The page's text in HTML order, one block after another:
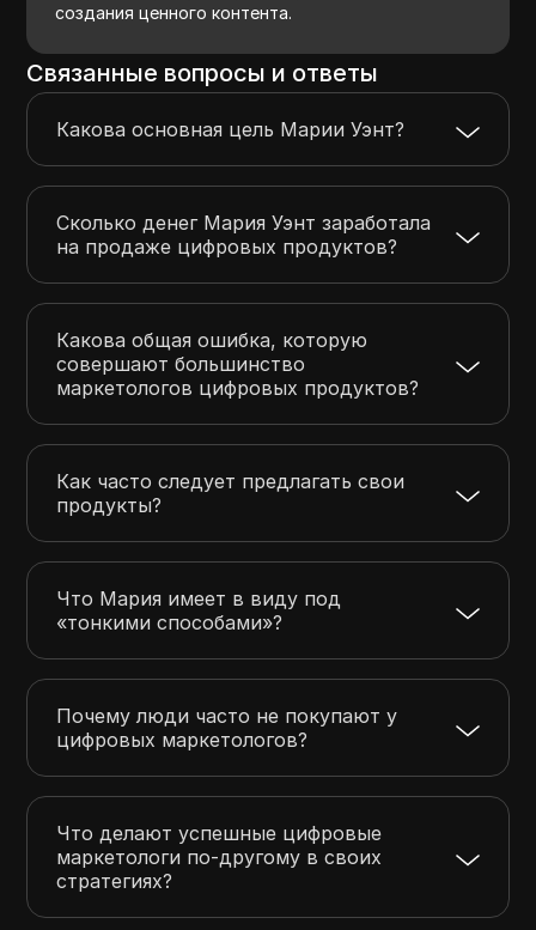
создания ценного контента.
Связанные вопросы и ответы
Какова основная цель Марии Уэнт?
Сколько денег Мария Уэнт заработала
на продаже цифровых продуктов?
Какова общая ошибка, которую
совершают большинство
маркетологов цифровых продуктов?
Как часто следует предлагать свои
продукты?
Что Мария имеет в виду под
«тонкими способами»?
Почему люди часто не покупают у
цифровых маркетологов?
Что делают успешные цифровые
маркетологи по-другому в своих
стратегиях?